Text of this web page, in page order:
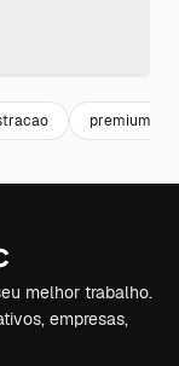
premium
melhor trabalho.
empresas,